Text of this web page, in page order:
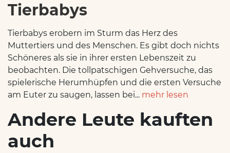
Tierbabys
Tierbabys erobern im Sturm das Herz des
Muttertiers und des Menschen. Es gibt doch nichts
Schöneres als sie in ihrer ersten Lebenszeit zu
beobachten. Die tollpatschigen Gehversuche, das
spielerische Herumhüpfen und die ersten Versuche
am Euter zu saugen, lassen bei... mehr lesen
Andere Leute kauften
auch